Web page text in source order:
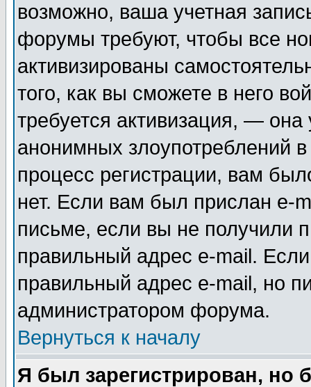
возможно, ваша учетная
форумы требуют, чтобы все
активизированы
того, как вы сможете в него
требуется активизация, —
анонимных злоупотреблений
процесс регистрации, вам
нет. Если вам был прислан e-
письме, если вы не получили
правильный адрес e-mail.
правильный адрес e-mail, но
администратором форума.
Вернуться к началу
Я был зарегистрирован, но